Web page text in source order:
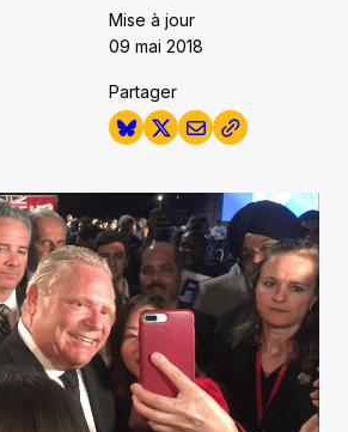
Mise à jour
09 mai 2018
Partager